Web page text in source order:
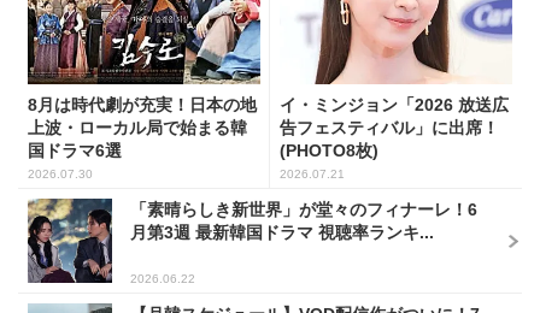
8月は時代劇が充実！日本の地
上波・ローカル局で始まる韓
国ドラマ6選
2026.07.30
イ・ミンジョン「2026 放送広
告フェスティバル」に出席！
(PHOTO8枚)
2026.07.21
「素晴らしき新世界」が堂々のフィナーレ！6
月第3週 最新韓国ドラマ 視聴率ランキ...
2026.06.22